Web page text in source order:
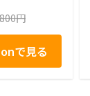
せ お取
メ お菓子
包装 グミ
ャインマス
レゼント
土産 信州
800円
で見る